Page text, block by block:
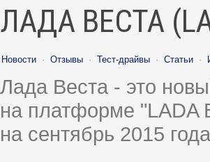
ЛАДА ВЕСТА
Новости · Отзывы · Тест-драйвы · Статьи ·
Лада Веста - это
на платформе "LADA
на сентябрь 2015